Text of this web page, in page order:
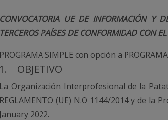
CONVOCATORIA UE DE INFORMACIÓN Y
TERCEROS PAÍSES DE CONFORMIDAD CON
PROGRAMA SIMPLE con opción a
1. OBJETIVO
La Organización Interprofesional de la
REGLAMENTO (UE) N.O 1144/2014 y de la
January 2022.